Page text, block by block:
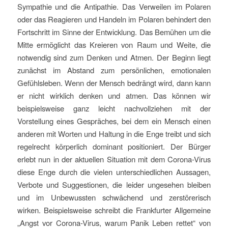
Sympathie und die Antipathie. Das Verweilen im Polaren
oder das Reagieren und Handeln im Polaren behindert den
Fortschritt im Sinne der Entwicklung. Das Bemühen um die
Mitte ermöglicht das Kreieren von Raum und Weite, die
notwendig sind zum Denken und Atmen. Der Beginn liegt
zunächst im Abstand zum persönlichen, emotionalen
Gefühlsleben. Wenn der Mensch bedrängt wird, dann kann
er nicht wirklich denken und atmen. Das können wir
beispielsweise ganz leicht nachvollziehen mit der
Vorstellung eines Gespräches, bei dem ein Mensch einen
anderen mit Worten und Haltung in die Enge treibt und sich
regelrecht körperlich dominant positioniert. Der Bürger
erlebt nun in der aktuellen Situation mit dem Corona-Virus
diese Enge durch die vielen unterschiedlichen Aussagen,
Verbote und Suggestionen, die leider ungesehen bleiben
und im Unbewussten schwächend und zerstörerisch
wirken. Beispielsweise schreibt die Frankfurter Allgemeine
„Angst vor Corona-Virus, warum Panik Leben rettet“ von